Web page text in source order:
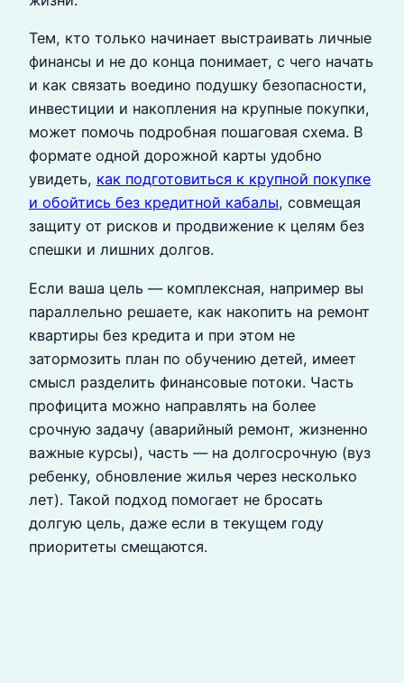
Тем, кто только начинает выстраивать личные
финансы и не до конца понимает, с чего начать
и как связать воедино подушку безопасности,
инвестиции и накопления на крупные покупки,
может помочь подробная пошаговая схема. В
формате одной дорожной карты удобно
увидеть, как подготовиться к крупной покупке
и обойтись без кредитной кабалы, совмещая
защиту от рисков и продвижение к целям без
спешки и лишних долгов.
Если ваша цель — комплексная, например вы
параллельно решаете, как накопить на ремонт
квартиры без кредита и при этом не
затормозить план по обучению детей, имеет
смысл разделить финансовые потоки. Часть
профицита можно направлять на более
срочную задачу (аварийный ремонт, жизненно
важные курсы), часть — на долгосрочную (вуз
ребенку, обновление жилья через несколько
лет). Такой подход помогает не бросать
долгую цель, даже если в текущем году
приоритеты смещаются.